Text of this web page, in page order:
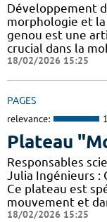
Développement
morphologie et
genou est une
crucial dans la
18/02/2026 15:25
PAGES
relevance:
Plateau
Responsables
Julia Ingénieurs :
Ce plateau est
mouvement et
18/02/2026 15:25